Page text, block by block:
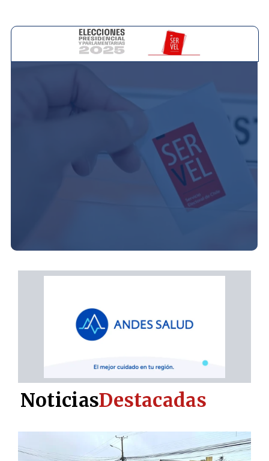
NoticiasDestacadas